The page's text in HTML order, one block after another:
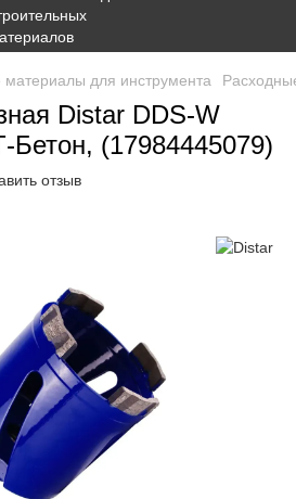
материалы для инструмента
Distar DDS-W
(17984445079)
отзыв